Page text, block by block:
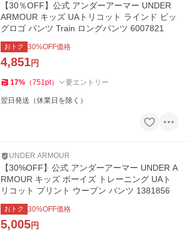
【30％OFF】公式 アンダーアーマー UNDER
ARMOUR キッズ UAトリコット ラインド ビッ
グロゴ パンツ Train ロングパンツ 6007821
おトク 30%OFF価格
4,851円
17% （751pt） 要エントリー
翌日発送（休業日を除く）
UNDER ARMOUR
【30%OFF】公式 アンダーアーマー UNDER A
RMOUR キッズ ボーイズ トレーニング UAト
リコット プリント ウーブン パンツ 1381856
おトク 30%OFF価格
5,005円